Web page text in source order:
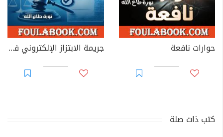
حوارات نافعة جريمة الابتزاز الإلكتروني في القوانين العربية
كتب ذات صلة